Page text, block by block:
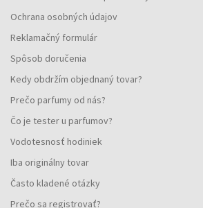
Ochrana osobných údajov
Reklamačný formulár
Spôsob doručenia
Kedy obdržím objednaný tovar?
Prečo parfumy od nás?
Čo je tester u parfumov?
Vodotesnosť hodiniek
Iba originálny tovar
Často kladené otázky
Prečo sa registrovať?